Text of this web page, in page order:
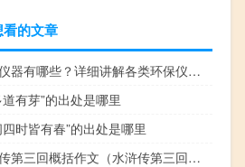
的文章
环保仪器有哪些？详细讲解各类环保仪器的使用方法
道有芽”的出处是哪里
四时皆有春”的出处是哪里
水浒传第三回概括作文（水浒传第三回概括）